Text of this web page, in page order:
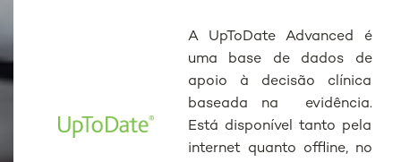
A UpToDate Advanced é
uma base de dados de
apoio à decisão clínica
baseada na evidência.
Está disponível tanto pela
internet quanto offline, no